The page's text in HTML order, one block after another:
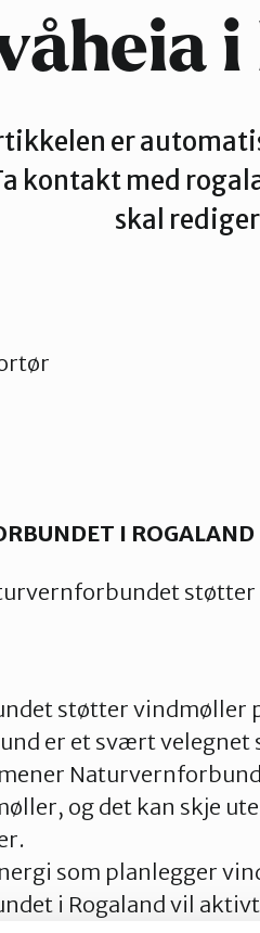
er
kontakt med
skal
I ROGALAND
støtter
støtter vindmøller
er et svært
og det kan skje
som planlegger
i Rogaland vil